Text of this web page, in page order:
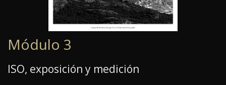
Módulo 3
ISO, exposición y medición